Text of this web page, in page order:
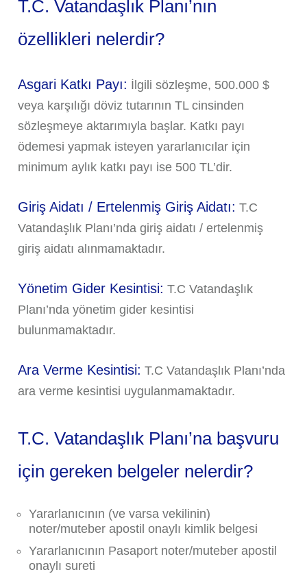
T.C. Vatandaşlık Planı’nın
özellikleri nelerdir?
Asgari Katkı Payı: İlgili sözleşme, 500.000 $
veya karşılığı döviz tutarının TL cinsinden
sözleşmeye aktarımıyla başlar. Katkı payı
ödemesi yapmak isteyen yararlanıcılar için
minimum aylık katkı payı ise 500 TL’dir.
Giriş Aidatı / Ertelenmiş Giriş Aidatı: T.C
Vatandaşlık Planı’nda giriş aidatı / ertelenmiş
giriş aidatı alınmamaktadır.
Yönetim Gider Kesintisi: T.C Vatandaşlık
Planı’nda yönetim gider kesintisi
bulunmamaktadır.
Ara Verme Kesintisi: T.C Vatandaşlık Planı’nda
ara verme kesintisi uygulanmamaktadır.
T.C. Vatandaşlık Planı’na başvuru
için gereken belgeler nelerdir?
Yararlanıcının (ve varsa vekilinin)
noter/muteber apostil onaylı kimlik belgesi
Yararlanıcının Pasaport noter/muteber apostil
onaylı sureti